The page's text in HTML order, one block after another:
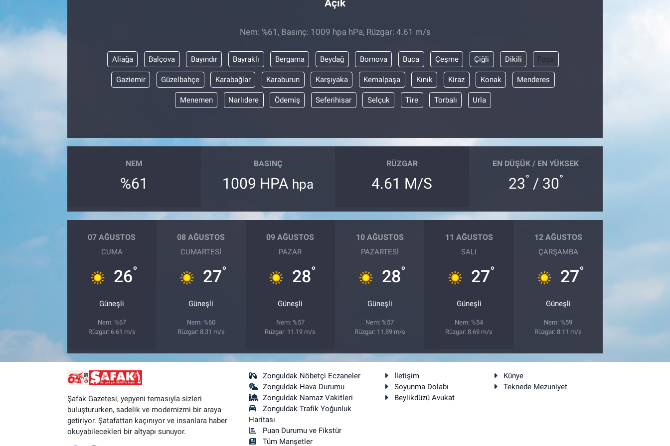
Açık
Nem: %61, Basınç: 1009 hpa hPa, Rüzgar: 4.61 m/s
Aliağa Balçova Bayındır Bayraklı Bergama Beydağ Bornova Buca Çeşme Çiğli Dikili Foça
Gaziemir Güzelbahçe Karabağlar Karaburun Karşıyaka Kemalpaşa Kınık Kiraz Konak Menderes
Menemen Narlıdere Ödemiş Seferihisar Selçuk Tire Torbalı Urla
NEM
%61
BASINÇ
1009 HPA hpa
RÜZGAR
4.61 M/S
EN DÜŞÜK / EN YÜKSEK
23° / 30°
07 AĞUSTOS
CUMA
26°
Güneşli
Nem: %67
Rüzgar: 6.61 m/s
08 AĞUSTOS
CUMARTESI
27°
Güneşli
Nem: %60
Rüzgar: 8.31 m/s
09 AĞUSTOS
PAZAR
28°
Güneşli
Nem: %57
Rüzgar: 11.19 m/s
10 AĞUSTOS
PAZARTESI
28°
Güneşli
Nem: %57
Rüzgar: 11.89 m/s
11 AĞUSTOS
SALI
27°
Güneşli
Nem: %54
Rüzgar: 8.69 m/s
12 AĞUSTOS
ÇARŞAMBA
27°
Güneşli
Nem: %59
Rüzgar: 8.11 m/s
Şafak Gazetesi, yepyeni temasıyla sizleri
buluştururken, sadelik ve modernizmi bir araya
getiriyor. Şatafattan kaçınıyor ve insanlara haber
okuyabilecekleri bir altyapı sunuyor.
Zonguldak Nöbetçi Eczaneler
Zonguldak Hava Durumu
Zonguldak Namaz Vakitleri
Zonguldak Trafik Yoğunluk
Haritası
Puan Durumu ve Fikstür
Tüm Manşetler
İletişim
Künye
Soyunma Dolabı
Teknede Mezuniyet
Beylikdüzü Avukat